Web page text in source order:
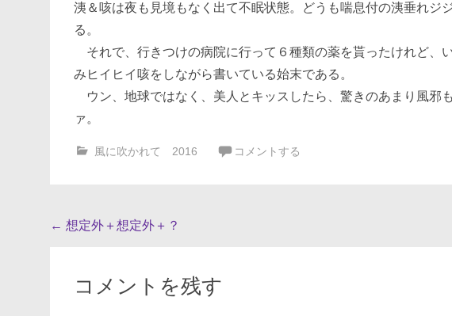
洟＆咳は夜も見境もなく出て不眠状態。どうも喘息付の洟垂れジ
る。
それで、行きつけの病院に行って６種類の薬を貰ったけれど、
みヒイヒイ咳をしながら書いている始末である。
ウン、地球ではなく、美人とキッスしたら、驚きのあまり風邪
ァ。
風に吹かれて 2016 コメントする
投
← 想定外＋想定外＋？
コメントを残す